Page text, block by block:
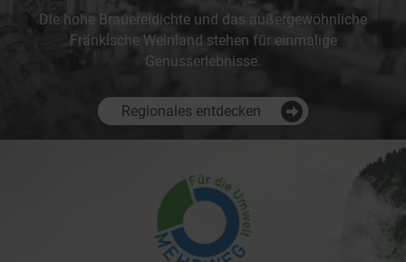
Die hohe Brauereidichte und das außergewöhnliche
Fränkische Weinland stehen für einmalige
Genusserlebnisse.
Regionales entdecken